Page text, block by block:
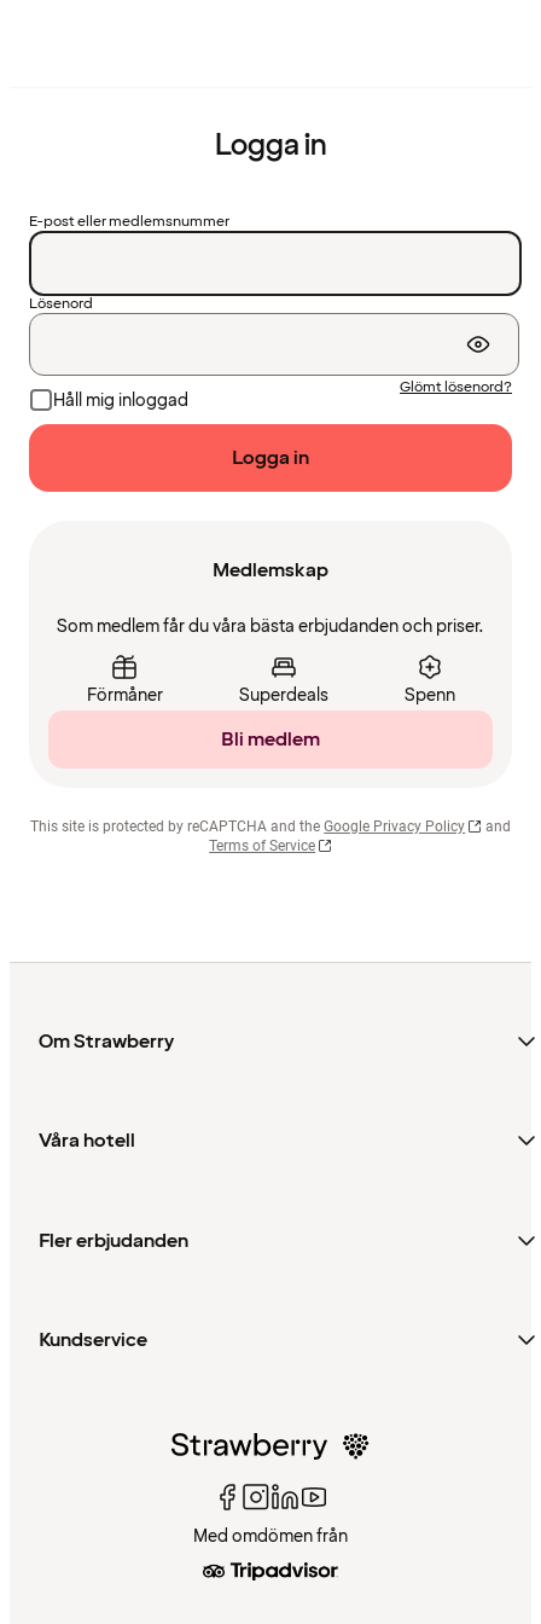
Logga in
E-post eller medlemsnummer
Lösenord
Håll mig inloggad
Glömt lösenord?
Logga in
Medlemskap
Som medlem får du våra bästa erbjudanden och priser.
Förmåner Superdeals Spenn
Bli medlem
This site is protected by reCAPTCHA and the Google Privacy Policy
and
Terms of Service
Om Strawberry
Våra hotell
Fler erbjudanden
Kundservice
Med omdömen från